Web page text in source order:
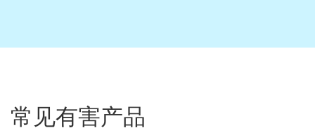
常见有害产品